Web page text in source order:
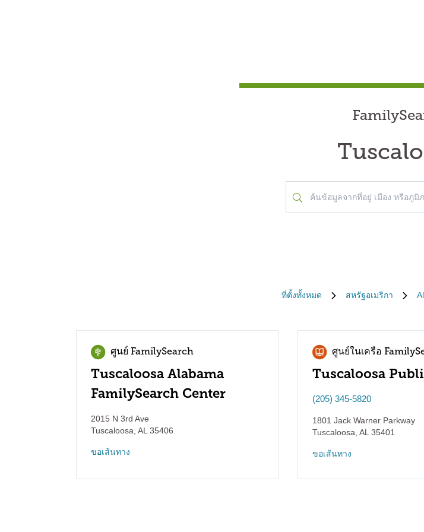
ที่ตั้งทั้งหมด สหรัฐอเมริกา
ศูนย์ FamilySearch
Tuscaloosa Alabama
FamilySearch Center
2015 N 3rd Ave
Tuscaloosa AL 35406
ขอเส้นทาง
ศูนย์ในเครือ
Tuscaloosa
(205) 345-5820
1801 Jack Warner Parkway
Tuscaloosa AL 35401
ขอเส้นทาง